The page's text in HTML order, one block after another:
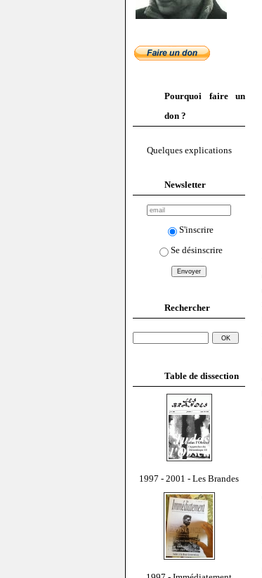
Pourquoi faire un
don ?
Quelques explications
Newsletter
S'inscrire
Se désinscrire
Rechercher
Table de dissection
1997 - 2001 - Les Brandes